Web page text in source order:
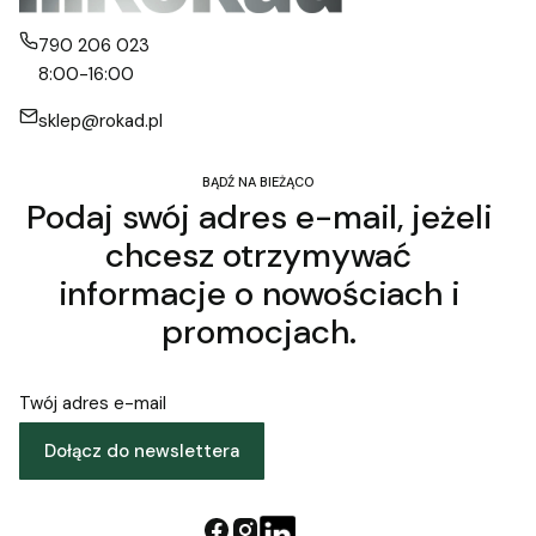
790 206 023
8:00-16:00
sklep@rokad.pl
BĄDŹ NA BIEŻĄCO
Podaj swój adres e-mail, jeżeli
chcesz otrzymywać
informacje o nowościach i
promocjach.
Twój adres e-mail
Dołącz do newslettera